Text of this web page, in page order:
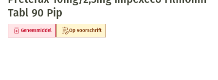
Tabl 90 Pip
Op voorschrift
Geneesmiddel